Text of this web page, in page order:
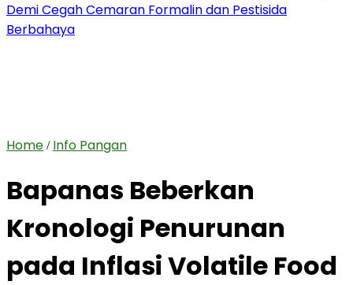
Demi Cegah Cemaran Formalin dan Pestisida
Berbahaya
Home / Info Pangan
Bapanas Beberkan
Kronologi Penurunan
pada Inflasi Volatile Food